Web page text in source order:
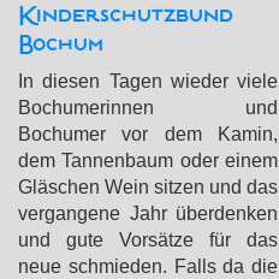
Kinderschutzbund
Bochum
In diesen Tagen wieder viele
Bochumerinnen und
Bochumer vor dem Kamin,
dem Tannenbaum oder einem
Gläschen Wein sitzen und das
vergangene Jahr überdenken
und gute Vorsätze für das
neue schmieden. Falls da die